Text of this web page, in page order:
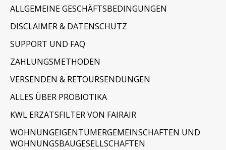
ALLGEMEINE GESCHÄFTSBEDINGUNGEN
DISCLAIMER & DATENSCHUTZ
SUPPORT UND FAQ
ZAHLUNGSMETHODEN
VERSENDEN & RETOURSENDUNGEN
ALLES ÜBER PROBIOTIKA
KWL ERZATSFILTER VON FAIRAIR
WOHNUNGEIGENTÜMERGEMEINSCHAFTEN UND
WOHNUNGSBAUGESELLSCHAFTEN